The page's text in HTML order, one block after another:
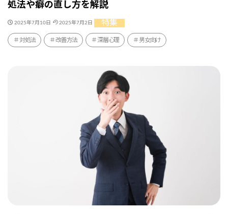
処法や癖の直し方を解説
2025年7月10日 2025年7月2日 特集
対処法 改善方法 深層心理 男女向け